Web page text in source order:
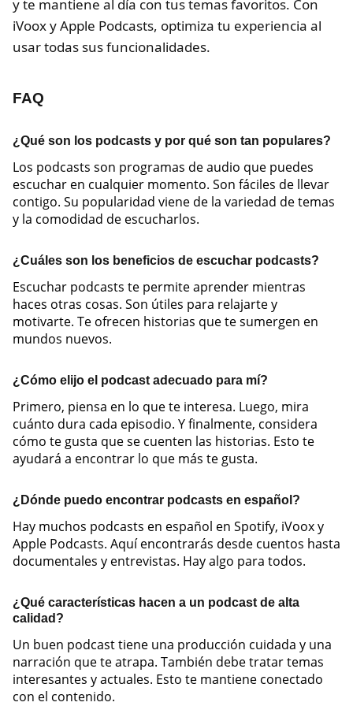
y te mantiene al día con tus temas favoritos. Con
iVoox y Apple Podcasts, optimiza tu experiencia al
usar todas sus funcionalidades.
FAQ
¿Qué son los podcasts y por qué son tan populares?
Los podcasts son programas de audio que puedes
escuchar en cualquier momento. Son fáciles de llevar
contigo. Su popularidad viene de la variedad de temas
y la comodidad de escucharlos.
¿Cuáles son los beneficios de escuchar podcasts?
Escuchar podcasts te permite aprender mientras
haces otras cosas. Son útiles para relajarte y
motivarte. Te ofrecen historias que te sumergen en
mundos nuevos.
¿Cómo elijo el podcast adecuado para mí?
Primero, piensa en lo que te interesa. Luego, mira
cuánto dura cada episodio. Y finalmente, considera
cómo te gusta que se cuenten las historias. Esto te
ayudará a encontrar lo que más te gusta.
¿Dónde puedo encontrar podcasts en español?
Hay muchos podcasts en español en Spotify, iVoox y
Apple Podcasts. Aquí encontrarás desde cuentos hasta
documentales y entrevistas. Hay algo para todos.
¿Qué características hacen a un podcast de alta
calidad?
Un buen podcast tiene una producción cuidada y una
narración que te atrapa. También debe tratar temas
interesantes y actuales. Esto te mantiene conectado
con el contenido.